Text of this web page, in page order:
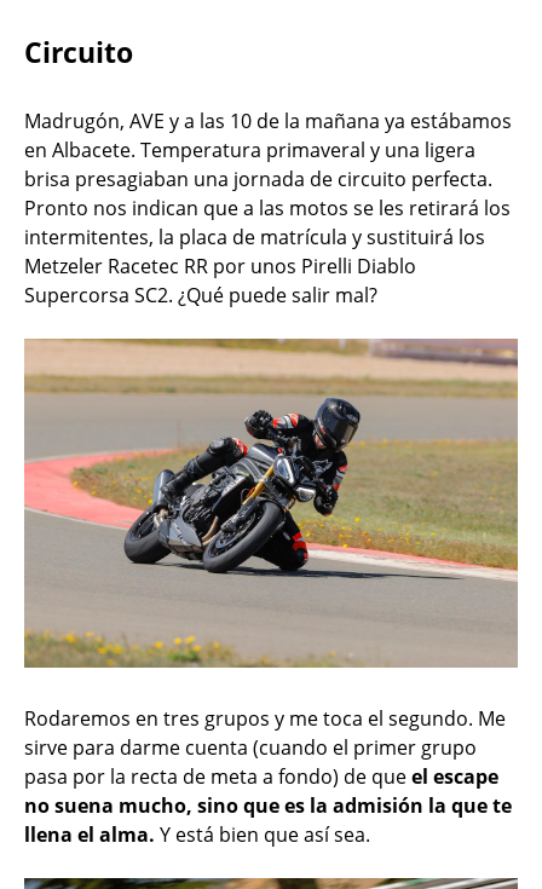
Circuito
Madrugón, AVE y a las 10 de la mañana ya estábamos
en Albacete. Temperatura primaveral y una ligera
brisa presagiaban una jornada de circuito perfecta.
Pronto nos indican que a las motos se les retirará los
intermitentes, la placa de matrícula y sustituirá los
Metzeler Racetec RR por unos Pirelli Diablo
Supercorsa SC2. ¿Qué puede salir mal?
Rodaremos en tres grupos y me toca el segundo. Me
sirve para darme cuenta (cuando el primer grupo
pasa por la recta de meta a fondo) de queel escape
no suena mucho, sino que es la admisión la que te
llena el alma. Y está bien que así sea.